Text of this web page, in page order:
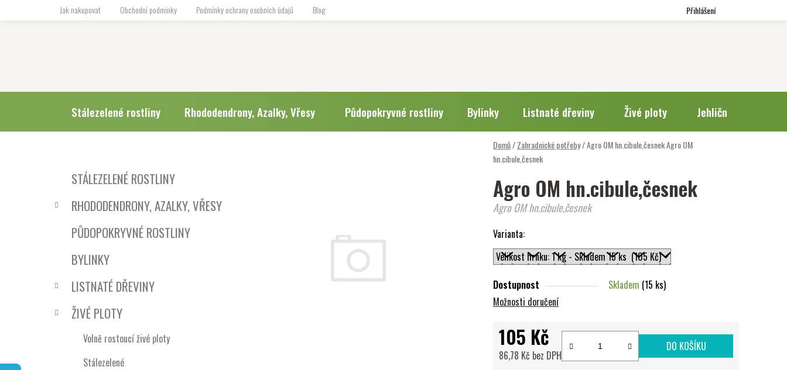
Jak nakupovat Obchodní podmínky Podmínky ochrany osobních údajů Blog Přihlášení
Stálezelené rostliny Rhododendrony, Azalky, Vřesy Půdopokryvné rostliny Bylinky Listnaté dřeviny Živé ploty Jehličnany
Domů/Zahradnické potřeby/Agro OM hn.cibule,česnekAgro OM
hn.cibule,česnek
Přeskočit
kategorie
e
STÁLEZELENÉ ROSTLINY
RHODODENDRONY, AZALKY, VŘESY
PŮDOPOKRYVNÉ ROSTLINY
BYLINKY
LISTNATÉ DŘEVINY
ŽIVÉ PLOTY
Volně rostoucí živé ploty
Stálezelené
Agro OM hn.cibule,česnek
Agro OM hn.cibule,česnek
Varianta:
Dostupnost Skladem (15 ks)
Možnosti doručení
105 Kč
86,78 Kč bez DPH
DO KOŠÍKU